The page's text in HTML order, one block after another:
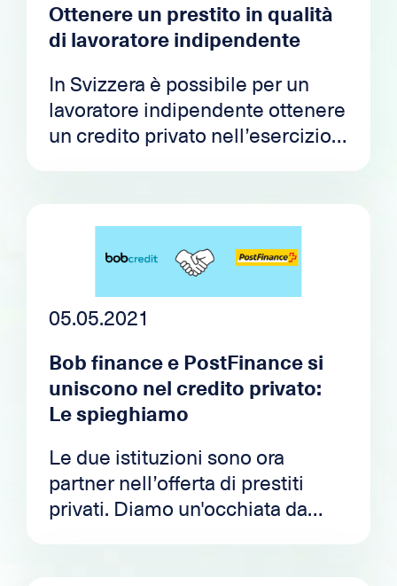
Ottenere un prestito in qualità
di lavoratore indipendente
In Svizzera è possibile per un
lavoratore indipendente ottenere
un credito privato nell’esercizio
prestito.
05.05.2021
Bob finance e PostFinance si
uniscono nel credito privato:
Le spieghiamo
Le due istituzioni sono ora
partner nell’offerta di prestiti
privati. Diamo un'occhiata da